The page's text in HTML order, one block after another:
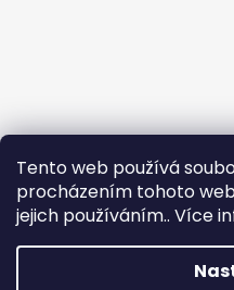
Tento web používá
procházením tohoto
jejich používáním.. Více
Obchodní podmínky